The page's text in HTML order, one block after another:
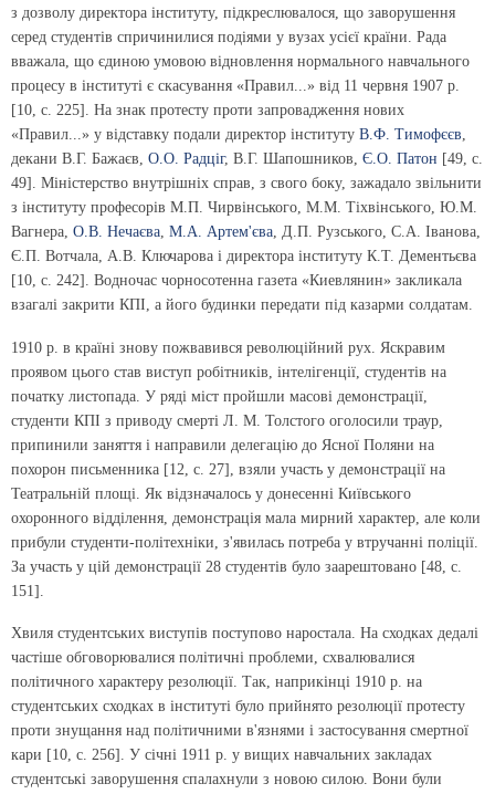
з дозволу директора інституту, підкреслювалося, що заворушення
серед студентів спричинилися подіями у вузах усієї країни. Рада
вважала, що єдиною умовою відновлення нормального навчального
процесу в інституті є скасування «Правил...» від 11 червня 1907 р.
[10, с. 225]. На знак протесту проти запровадження нових
«Правил...» у відставку подали директор інституту В.Ф. Тимофєєв
декани В.Г. Бажаєв, О.О. Радціг, В.Г. Шапошников, Є.О. Патон [49, с.
49]. Міністерство внутрішніх справ, з свого боку, зажадало звільнити
з інституту професорів М.П. Чирвінського, М.М. Тіхвінського, Ю.М.
Вагнера, О.В. Нечаєва М.А. Артем'єва , Д.П. Рузського, С.А. Іванова,
Є.П. Вотчала, А.В. Ключарова і директора інституту К.Т. Дементьєва
[10, с. 242]. Водночас чорносотенна газета «Киевлянин» закликала
взагалі закрити КПІ, а його будинки передати під казарми солдатам.
1910 р. в країні знову пожвавився революційний рух. Яскравим
проявом цього став виступ робітників, інтелігенції, студентів на
початку листопада. У ряді міст пройшли масові демонстрації,
студенти КПІ з приводу смерті Л. М. Толстого оголосили траур,
припинили заняття і направили делегацію до Ясної Поляни на
похорон письменника [12, с. 27], взяли участь у демонстрації на
Театральній площі. Як відзначалось у донесенні Київського
охоронного відділення, демонстрація мала мирний характер, але коли
прибули студенти-політехніки, з'явилась потреба у втручанні поліції.
За участь у цій демонстрації 28 студентів було заарештовано [48, с.
151].
Хвиля студентських виступів поступово наростала. На сходках дедалі
частіше обговорювалися політичні проблеми, схвалювалися
політичного характеру резолюції. Так, наприкінці 1910 р. на
студентських сходках в інституті було прийнято резолюції протесту
проти знущання над політичними в'язнями і застосування смертної
кари [10, с. 256]. У січні 1911 р. у вищих навчальних закладах
студентські заворушення спалахнули з новою силою. Вони були